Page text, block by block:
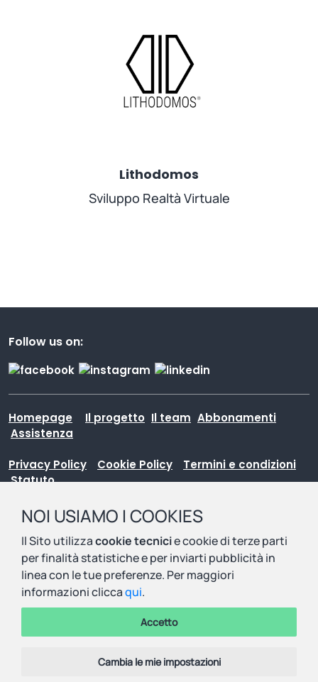
NOI USIAMO I COOKIES
Il Sito utilizzacookie tecnicie cookie di terze parti
per finalità statistiche e per inviarti pubblicità in
linea con le tue preferenze. Per maggiori
informazioni cliccaqui.
Accetto
Cambia le mie impostazioni
Lithodomos
Sviluppo Realtà Virtuale
Sei un docente?
Contattaci e porta il progetto
Follow us on:
Homepage Il progetto Il team Abbonamenti
Assistenza
Privacy Policy Cookie Policy
Termini e condizioni
Statuto
© Copyright SIRIUS GAME S.R.L. SOCIETA’ BENEFIT - P.iva e c.
fisc. 04861720235 - R.E.A. VR- 451909 - Reg.Imp.VR
04861720235- Cap. Soc. € 10.000,00